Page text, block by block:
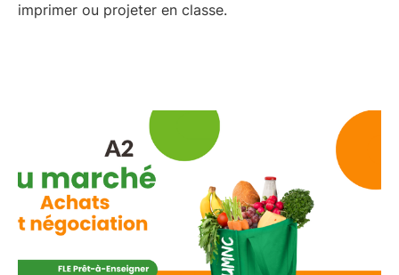
imprimer ou projeter en classe.